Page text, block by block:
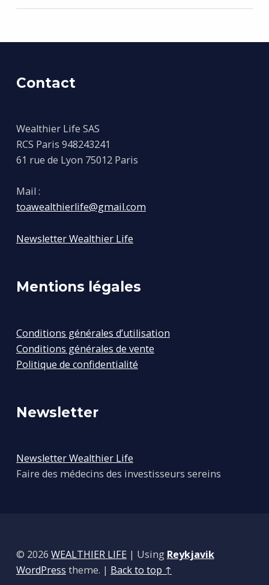
Contact
Wealthier Life SAS
RCS Paris 948243241
61 rue de Lyon 75012 Paris
Mail :
toawealthierlife@gmail.com
Newsletter Wealthier Life
Mentions légales
Conditions générales d’utilisation
Conditions générales de vente
Politique de confidentialité
Newsletter
Newsletter Wealthier Life
Faire des médecins des investisseurs sereins
© 2026 WEALTHIER LIFE | Using Reykjavik
WordPress theme. | Back to top ↑